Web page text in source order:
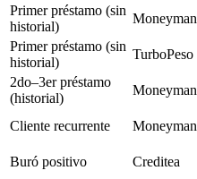
Primer préstamo (sin
historial)
Moneyman
Primer préstamo (sin
historial)
TurboPeso
2do–3er préstamo
(historial)
Moneyman
Cliente recurrente Moneyman
Buró positivo Creditea